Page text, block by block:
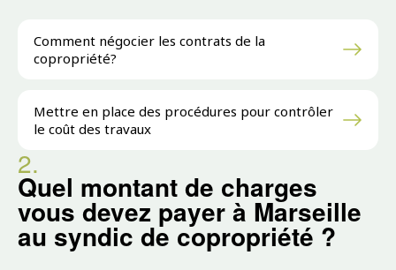
Comment négocier les contrats de la
copropriété?
Mettre en place des procédures pour contrôler
le coût des travaux
2.
Quel montant de charges
vous devez payer à Marseille
au syndic de copropriété ?